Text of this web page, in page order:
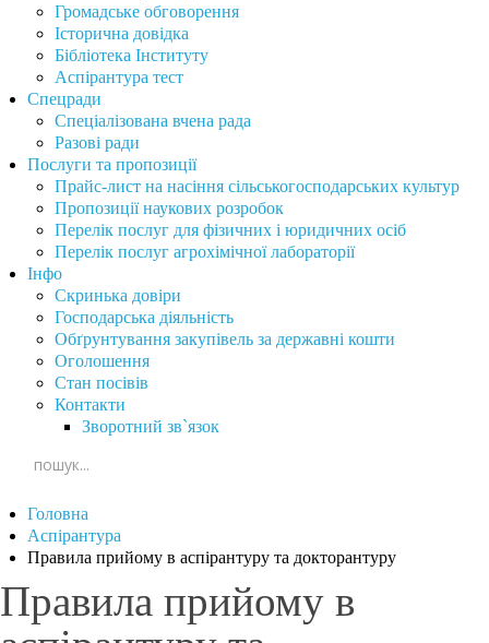
Громадське обговорення
Історична довідка
Бібліотека Інституту
Аспірантура тест
Спецради
Спеціалізована вчена рада
Разові ради
Послуги та пропозиції
Прайс-лист на насіння сільськогосподарських культур
Пропозиції наукових розробок
Перелік послуг для фізичних і юридичних осіб
Перелік послуг агрохімічної лабораторії
Інфо
Скринька довіри
Господарська діяльність
Обґрунтування закупівель за державні кошти
Оголошення
Стан посівів
Контакти
Зворотний зв`язок
Головна
Аспірантура
Правила прийому в аспірантуру та докторантуру
Правила прийому в